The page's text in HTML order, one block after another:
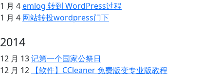
1 月 4emlog 转到 WordPress过程
1 月 4 网站转投wordpress门下
2014
12 月 13记第一个国家公祭日
12 月 12
【软件】CCleaner 免费版变专业版教程